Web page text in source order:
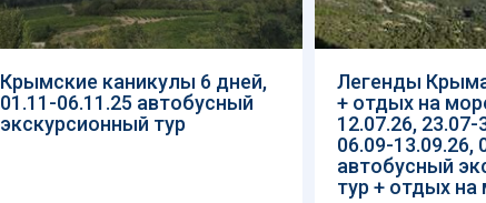
Крымские каникулы 6 дней,
01.11-06.11.25 автобусный
экскурсионный тур
Легенды
+ отдых на
12.07.26, 23.07-
06.09-13.09.26,
автобусный
тур + отдых на